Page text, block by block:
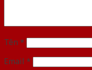
Tên *
Email *